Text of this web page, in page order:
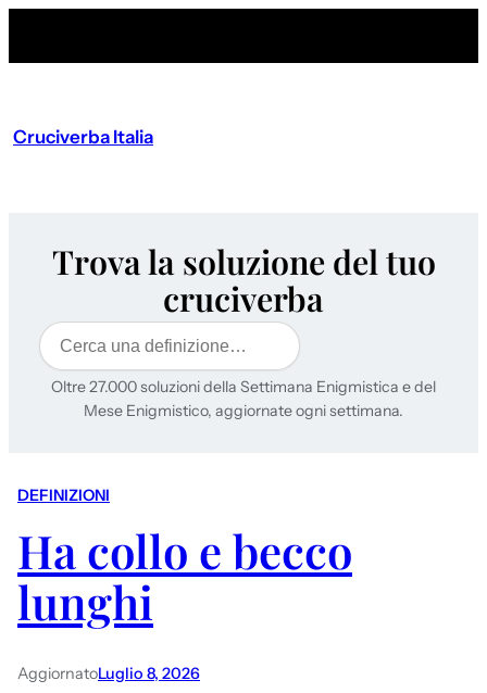
Cruciverba Italia
Trova la soluzione del tuo
cruciverba
Cerca
Oltre 27.000 soluzioni della Settimana Enigmistica e del
Mese Enigmistico, aggiornate ogni settimana.
DEFINIZIONI
Ha collo e becco
lunghi
AggiornatoLuglio 8, 2026